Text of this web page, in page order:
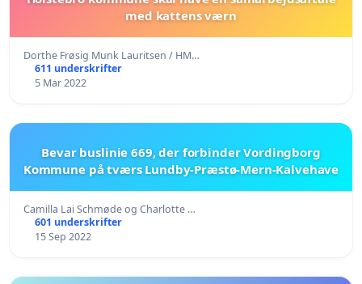
med kattens værn
Dorthe Frøsig Munk Lauritsen / HM…
611 underskrifter
5 Mar 2022
Bevar buslinie 669, der forbinder Vordingborg
Kommune på tværs Lundby-Præstø-Mern-Kalvehave
Camilla Lai Schmøde og Charlotte …
601 underskrifter
15 Sep 2022